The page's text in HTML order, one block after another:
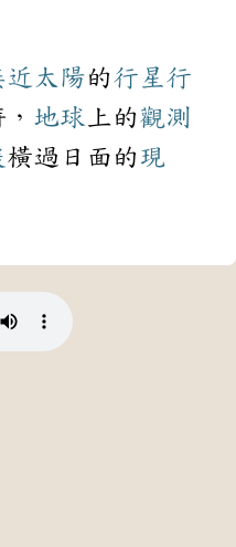
近 太陽的行星 行
地球 上的觀測
橫過日面的 現